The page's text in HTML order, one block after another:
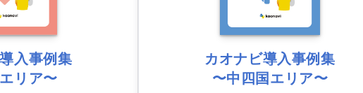
入事例集
リア〜
カオナビ導入事例集
〜中四国エリア〜